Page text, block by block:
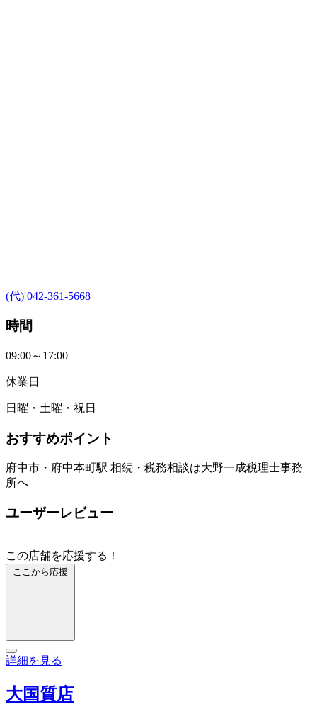
(代) 042-361-5668
時間
09:00～17:00
休業日
日曜・土曜・祝日
おすすめポイント
府中市・府中本町駅 相続・税務相談は大野一成税理士事務
所へ
ユーザーレビュー
この店舗を応援する！
ここから応援
詳細を見る
大国質店